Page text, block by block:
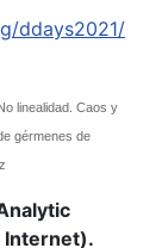
ddays2021/
linealidad. Caos y
gérmenes de
Internet).